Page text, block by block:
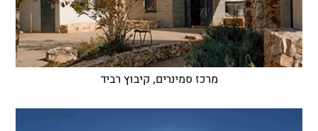
מרכז סמינרים, קיבוץ רביד